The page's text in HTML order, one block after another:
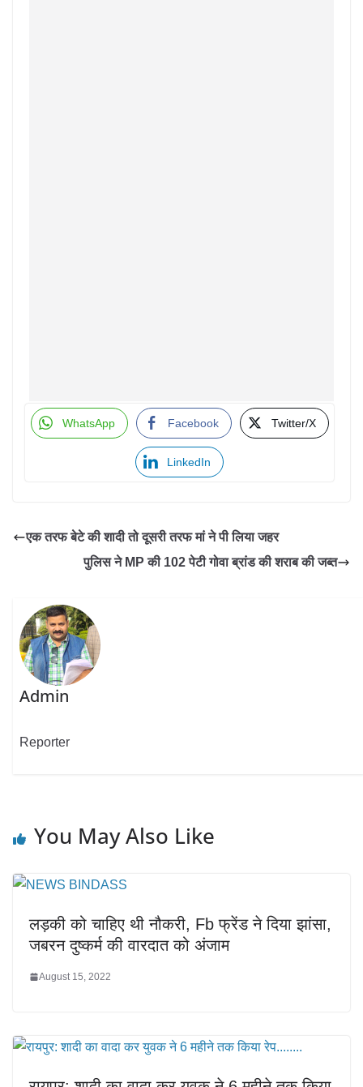
WhatsApp Facebook Twitter/X
LinkedIn
एक तरफ बेटे की शादी तो दूसरी तरफ मां ने पी लिया जहर
पुलिस ने MP की 102 पेटी गोवा ब्रांड की शराब की जब्त
Admin
Reporter
You May Also Like
लड़की को चाहिए थी नौकरी, Fb फ्रेंड ने दिया झांसा,
जबरन दुष्कर्म की वारदात को अंजाम
August 15, 2022